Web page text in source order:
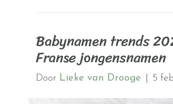
Babynamen trends
Franse jongensnamen
Door Lieke van Drooge 5